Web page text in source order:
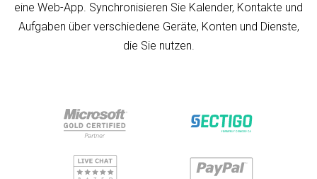
eine Web-App. Synchronisieren Sie Kalender, Kontakte und
Aufgaben über verschiedene Geräte, Konten und Dienste,
die Sie nutzen.